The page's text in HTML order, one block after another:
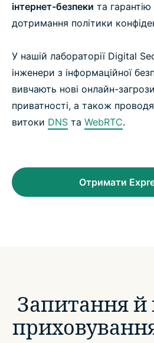
інтернет-безпеки та
дотримання політики
У нашій лабораторії Digital
інженери з інформаційної
вивчають нові онлайн-
приватності, а також
витоки DNS та WebRTC.
Отримати
Запитання й